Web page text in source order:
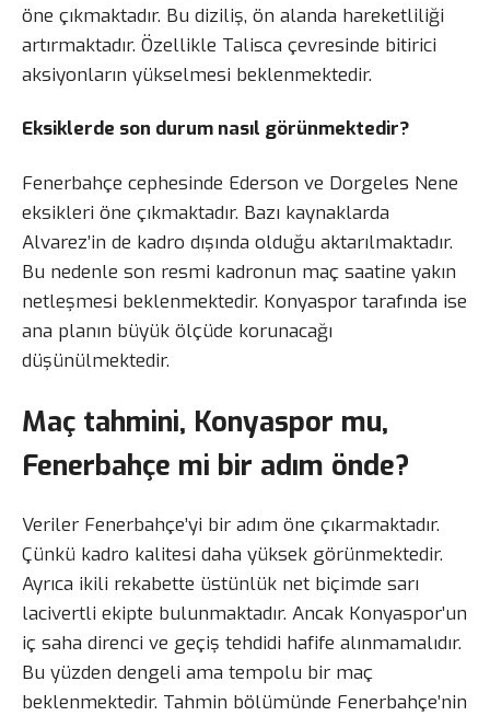
öne çıkmaktadır. Bu diziliş, ön alanda hareketliliği
artırmaktadır. Özellikle Talisca çevresinde bitirici
aksiyonların yükselmesi beklenmektedir.
Eksiklerde son durum nasıl görünmektedir?
Fenerbahçe cephesinde Ederson ve Dorgeles Nene
eksikleri öne çıkmaktadır. Bazı kaynaklarda
Alvarez’in de kadro dışında olduğu aktarılmaktadır.
Bu nedenle son resmi kadronun maç saatine yakın
netleşmesi beklenmektedir. Konyaspor tarafında ise
ana planın büyük ölçüde korunacağı
düşünülmektedir.
Maç tahmini, Konyaspor mu,
Fenerbahçe mi bir adım önde?
Veriler Fenerbahçe’yi bir adım öne çıkarmaktadır.
Çünkü kadro kalitesi daha yüksek görünmektedir.
Ayrıca ikili rekabette üstünlük net biçimde sarı
lacivertli ekipte bulunmaktadır. Ancak Konyaspor’un
iç saha direnci ve geçiş tehdidi hafife alınmamalıdır.
Bu yüzden dengeli ama tempolu bir maç
beklenmektedir. Tahmin bölümünde Fenerbahçe’nin